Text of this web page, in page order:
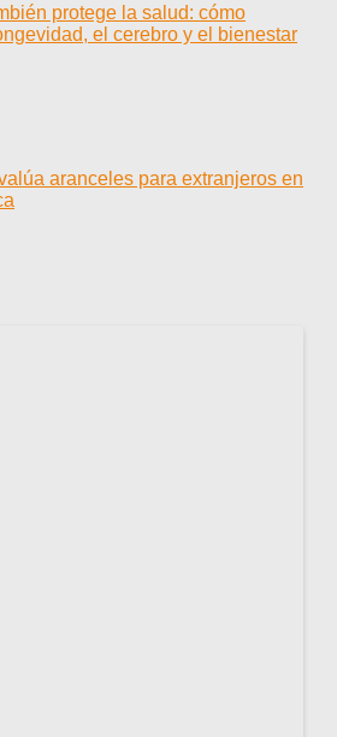
protege la salud: cómo
el cerebro y el bienestar
aranceles para extranjeros en